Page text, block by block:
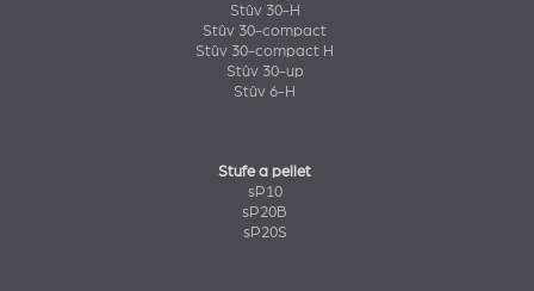
Stûv 30-H
Stûv 30-compact
Stûv 30-compact H
Stûv 30-up
Stûv 6-H
Stufe a pellet
sP10
sP20B
sP20S